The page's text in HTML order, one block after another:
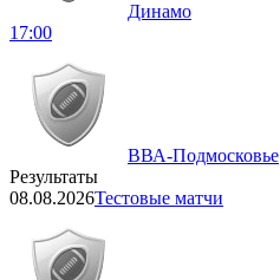
Динамо
17:00
ВВА-Подмосковье
Результаты
08.08.2026Тестовые матчи